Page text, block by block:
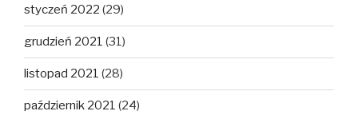
styczeń 2022 (29)
grudzień 2021 (31)
listopad 2021 (28)
październik 2021 (24)